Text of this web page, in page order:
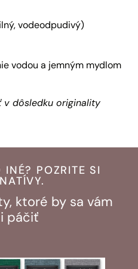
vodeodpudivý)
vodou a jemným mydlom
v dôsledku originality
INÉ? POZRITE SI
ktoré by sa vám
páčiť